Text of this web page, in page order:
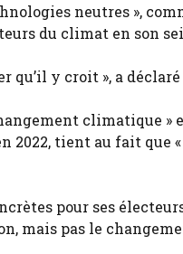
neutres »,
du climat en son
qu’il y croit », a
climatique »
2022, tient au fait que
pour ses
pas le